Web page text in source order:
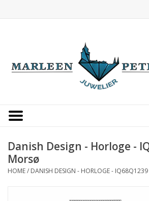
Occasions
Danish Design - Horloge -
Morsø
HOME/ DANISH DESIGN - HORLOGE -